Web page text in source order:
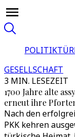
POLITIK
GESELLSCHAFT
3 MIN. LESEZEIT
1700 Jahre alte
erneut ihre
Nach den
PKK kehren